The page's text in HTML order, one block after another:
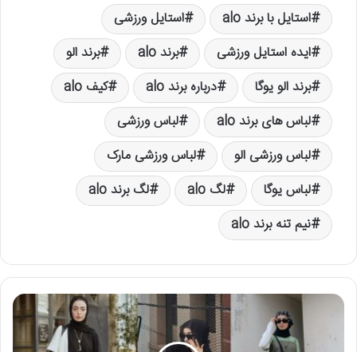
استایل با برند alo
استایل ورزشی
ایده استایل ورزشی
برند alo
برند الو
برند الو یوگا
درباره برند alo
کیف alo
لباس های برند alo
لباس ورزشی
لباس ورزشی الو
لباس ورزشی مارک
لباس یوگا
لگ alo
لگ برند alo
نیم تنه برند alo